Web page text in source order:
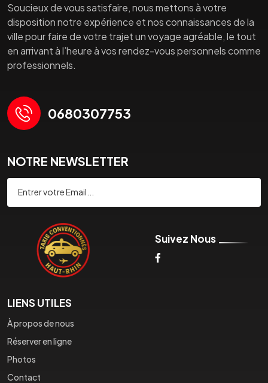
Soucieux de vous satisfaire, nous mettons à votre
disposition notre expérience et nos connaissances de la
ville pour faire de votre trajet un voyage agréable, le tout
en arrivant à l’heure à vos rendez-vous personnels comme
professionnels.
0680307753
NOTRE NEWSLETTER
Suivez Nous
LIENS UTILES
À propos de nous
Réserver en ligne
Photos
Contact